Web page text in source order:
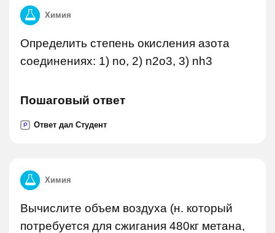
Химия
Определить степень окисления азота
соединениях: 1) no, 2) n2o3, 3) nh3
Пошаговый ответ
P Ответ дал Студент
Химия
Вычислите объем воздуха (н. который
потребуется для сжигания 480кг метана,